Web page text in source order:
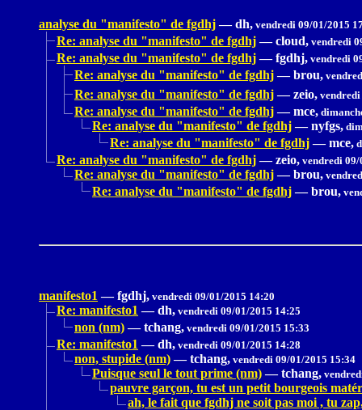
analyse du "manifesto" de fgdhj — dh, vendredi 09/01/2015
Re: analyse du "manifesto" de fgdhj — cloud, vendredi
Re: analyse du "manifesto" de fgdhj — fgdhj, vendredi
Re: analyse du "manifesto" de fgdhj — brou,
Re: analyse du "manifesto" de fgdhj — zeio,
Re: analyse du "manifesto" de fgdhj — mce,
Re: analyse du "manifesto" de fgdhj — nyfgs,
Re: analyse du "manifesto" de fgdhj — mce,
Re: analyse du "manifesto" de fgdhj — zeio, vendredi
Re: analyse du "manifesto" de fgdhj — brou,
Re: analyse du "manifesto" de fgdhj — brou,
manifesto1 — fgdhj, vendredi 09/01/2015 14:20
Re: manifesto1 — dh, vendredi 09/01/2015 14:25
non (nm) — tchang, vendredi 09/01/2015 15:33
Re: manifesto1 — dh, vendredi 09/01/2015 14:28
non, stupide (nm) — tchang, vendredi 09/01/2015 15:34
Puisque seul le tout prime (nm) — tchang,
pauvre garçon, tu est un petit bourgeois
ah, le fait que fgdhj ne soit pas moi , tu